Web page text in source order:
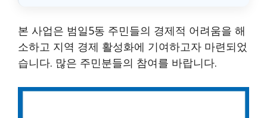
본 사업은 범일5동 주민들의 경제적 어려움을 해
소하고 지역 경제 활성화에 기여하고자 마련되었
습니다. 많은 주민분들의 참여를 바랍니다.